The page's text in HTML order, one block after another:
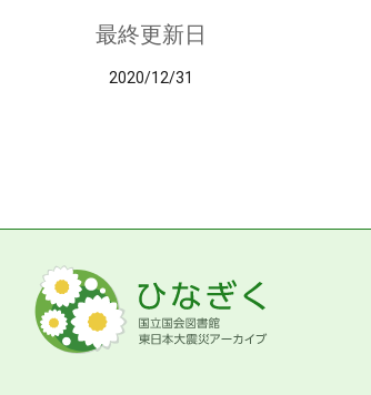
最終更新日
2020/12/31